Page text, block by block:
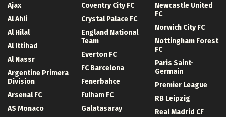
Ajax
Al Ahli
Al Hilal
Al Ittihad
Al Nassr
Argentine Primera
Division
Arsenal FC
AS Monaco
Coventry City FC
Crystal Palace FC
England National
Team
Everton FC
FC Barcelona
Fenerbahce
Fulham FC
Galatasaray
Newcastle United
FC
Norwich City FC
Nottingham Forest
FC
Paris Saint-
Germain
Premier League
RB Leipzig
Real Madrid CF